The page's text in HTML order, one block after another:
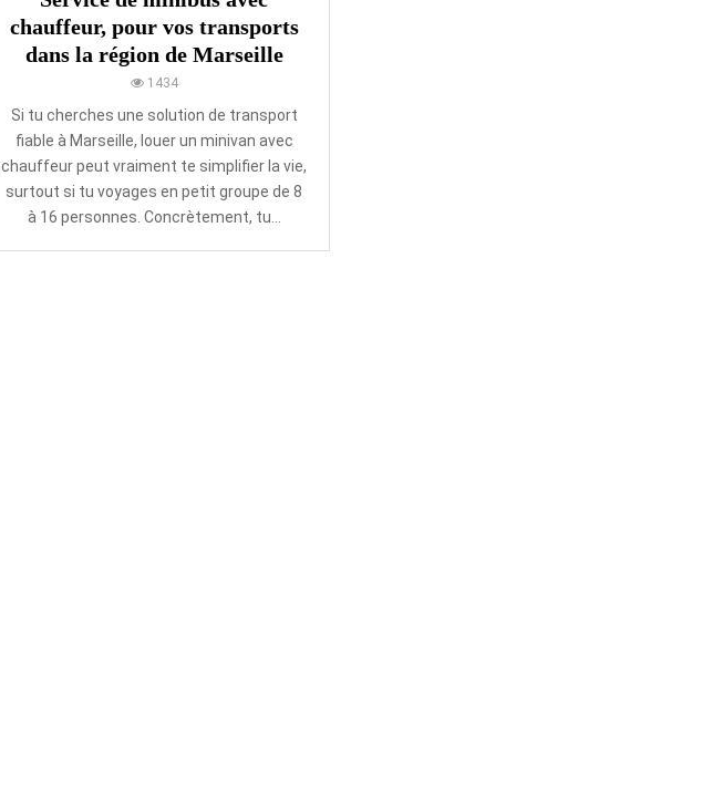
chauffeur, pour vos transports
dans la région de Marseille
1434
Si tu cherches une solution de transport
fiable à Marseille, louer un minivan avec
chauffeur peut vraiment te simplifier la vie,
surtout si tu voyages en petit groupe de 8
à 16 personnes. Concrètement, tu...